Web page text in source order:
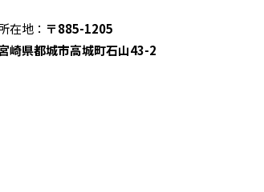
在地： 〒885-1205
崎県都城市高城町石山43-2